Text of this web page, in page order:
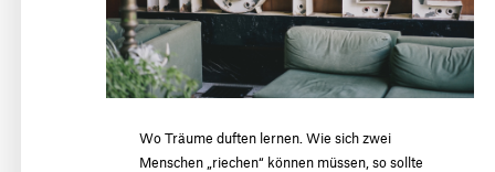
Wo Träume duften lernen. Wie sich zwei
Menschen „riechen“ können müssen, so sollte